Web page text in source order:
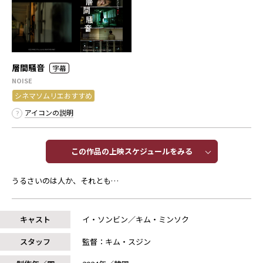
層間騒音 字幕
NOISE
シネマソムリエおすすめ
アイコンの説明
この作品の上映スケジュールをみる​​
うるさいのは人か、それとも…
キャスト
イ・ソンビン／キム・ミンソク
スタッフ
監督：キム・スジン